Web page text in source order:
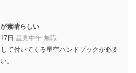
素晴らしい
日 星見中年 無職
て付いてくる星空ハンドブックが必要
。